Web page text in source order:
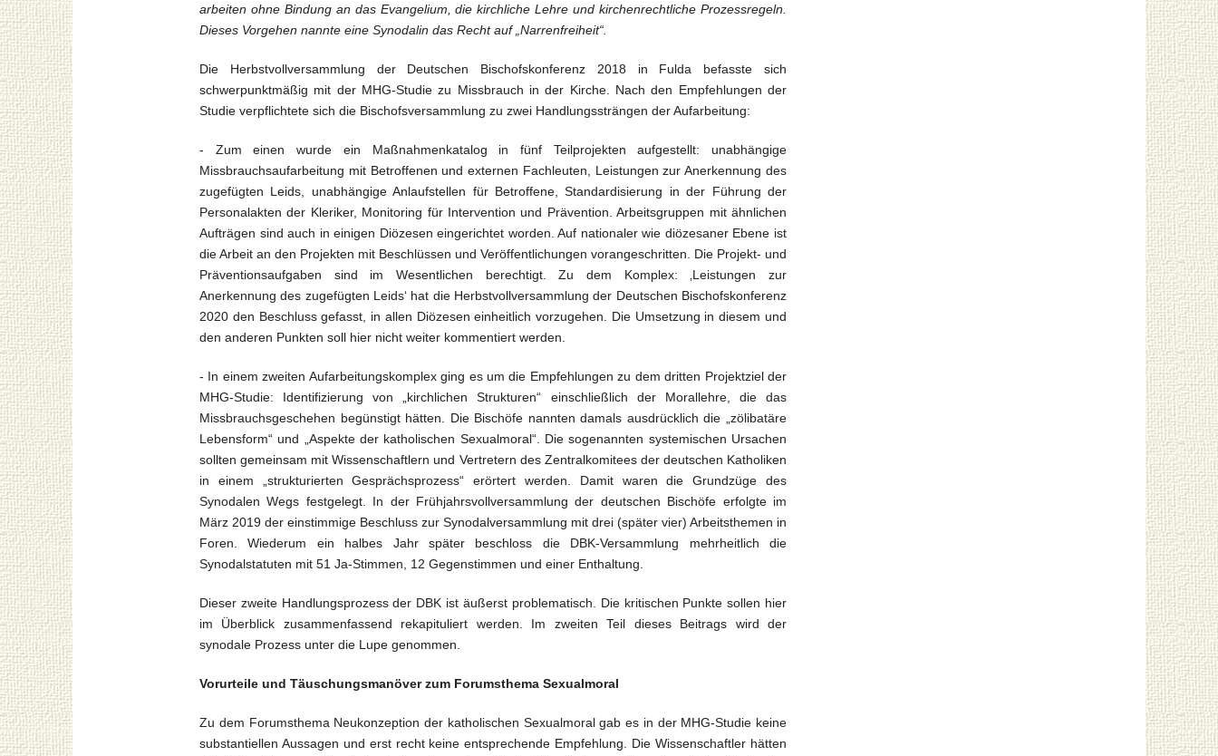
arbeiten ohne Bindung an das Evangelium, die kirchliche Lehre und kirchenrechtliche Prozessregeln.
Dieses Vorgehen nannte eine Synodalin das Recht auf „Narrenfreiheit“.
Die Herbstvollversammlung der Deutschen Bischofskonferenz 2018 in Fulda befasste sich
schwerpunktmäßig mit der MHG-Studie zu Missbrauch in der Kirche. Nach den Empfehlungen der
Studie verpflichtete sich die Bischofsversammlung zu zwei Handlungssträngen der Aufarbeitung:
- Zum einen wurde ein Maßnahmenkatalog in fünf Teilprojekten aufgestellt: unabhängige
Missbrauchsaufarbeitung mit Betroffenen und externen Fachleuten, Leistungen zur Anerkennung des
zugefügten Leids, unabhängige Anlaufstellen für Betroffene, Standardisierung in der Führung der
Personalakten der Kleriker, Monitoring für Intervention und Prävention. Arbeitsgruppen mit ähnlichen
Aufträgen sind auch in einigen Diözesen eingerichtet worden. Auf nationaler wie diözesaner Ebene ist
die Arbeit an den Projekten mit Beschlüssen und Veröffentlichungen vorangeschritten. Die Projekt- und
Präventionsaufgaben sind im Wesentlichen berechtigt. Zu dem Komplex: ‚Leistungen zur
Anerkennung des zugefügten Leids‘ hat die Herbstvollversammlung der Deutschen Bischofskonferenz
2020 den Beschluss gefasst, in allen Diözesen einheitlich vorzugehen. Die Umsetzung in diesem und
den anderen Punkten soll hier nicht weiter kommentiert werden.
- In einem zweiten Aufarbeitungskomplex ging es um die Empfehlungen zu dem dritten Projektziel der
MHG-Studie: Identifizierung von „kirchlichen Strukturen“ einschließlich der Morallehre, die das
Missbrauchsgeschehen begünstigt hätten. Die Bischöfe nannten damals ausdrücklich die „zölibatäre
Lebensform“ und „Aspekte der katholischen Sexualmoral“. Die sogenannten systemischen Ursachen
sollten gemeinsam mit Wissenschaftlern und Vertretern des Zentralkomitees der deutschen Katholiken
in einem „strukturierten Gesprächsprozess“ erörtert werden. Damit waren die Grundzüge des
Synodalen Wegs festgelegt. In der Frühjahrsvollversammlung der deutschen Bischöfe erfolgte im
März 2019 der einstimmige Beschluss zur Synodalversammlung mit drei (später vier) Arbeitsthemen in
Foren. Wiederum ein halbes Jahr später beschloss die DBK-Versammlung mehrheitlich die
Synodalstatuten mit 51 Ja-Stimmen, 12 Gegenstimmen und einer Enthaltung.
Dieser zweite Handlungsprozess der DBK ist äußerst problematisch. Die kritischen Punkte sollen hier
im Überblick zusammenfassend rekapituliert werden. Im zweiten Teil dieses Beitrags wird der
synodale Prozess unter die Lupe genommen.
Vorurteile und Täuschungsmanöver zum Forumsthema Sexualmoral
Zu dem Forumsthema Neukonzeption der katholischen Sexualmoral gab es in der MHG-Studie keine
substantiellen Aussagen und erst recht keine entsprechende Empfehlung. Die Wissenschaftler hätten